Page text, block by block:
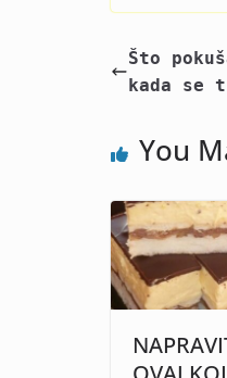
Što
kada se
You